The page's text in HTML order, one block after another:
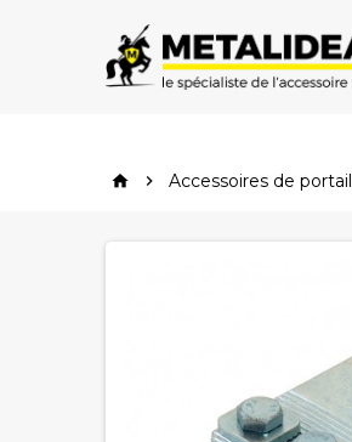
home  Accessoires de portail